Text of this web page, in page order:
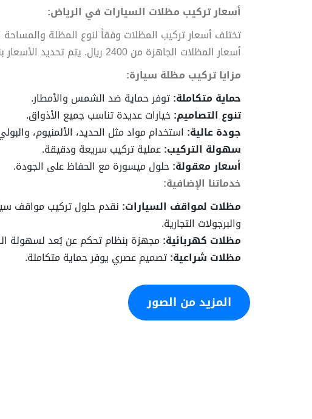
أسعار تركيب مظلات السيارات في الرياض:
أسعار المظلات الجاهزة من 2400 ريال. يتم تحديد الأسعار بناءً على المواد المختارة والتصاميم.
مزايا تركيب مظلة سيارة:
حماية متكاملة:توفر حماية ضد الشمس والأمطار.
تنوع التصاميم:خيارات عديدة تناسب جميع الأذواق.
جودة عالية: استخدام مواد مثل الحديد، الألمنيوم،
سهولة التركيب:عملية تركيب سريعة ودقيقة.
أسعار معقولة:حلول ميسورة مع الحفاظ على الجودة.
خدماتنا الإضافية:
مظلات لمواقف السيارات: نقدم حلول تركيب مواقف
والبرجولات التجارية.
مظلات كهربائية:مجهزة بنظام تحكم عن بُعد لسهولة
مظلات شراعية:تصميم عصري يوفر حماية متكاملة.
المزيد من الصور